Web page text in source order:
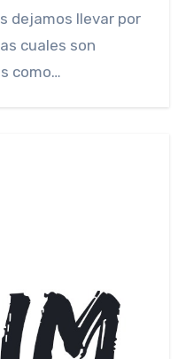
dejamos llevar por
cuales son
como…